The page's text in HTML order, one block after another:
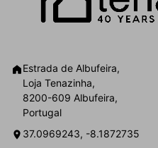
Estrada de Albufeira,
Loja Tenazinha,
8200-609 Albufeira,
Portugal
37.0969243, -8.1872735